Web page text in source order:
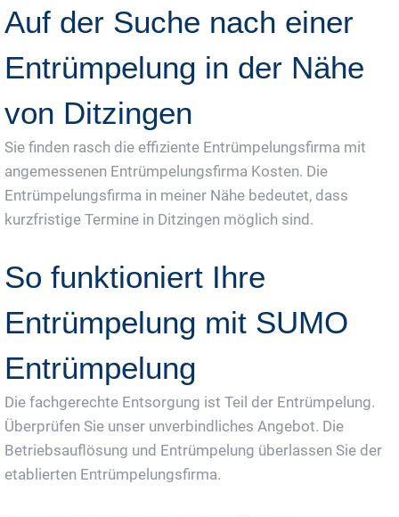
Auf der Suche nach einer
Entrümpelung in der Nähe
von Ditzingen
Sie finden rasch die effiziente Entrümpelungsfirma mit
angemessenen Entrümpelungsfirma Kosten. Die
Entrümpelungsfirma in meiner Nähe bedeutet, dass
kurzfristige Termine in Ditzingen möglich sind.
So funktioniert Ihre
Entrümpelung mit SUMO
Entrümpelung
Die fachgerechte Entsorgung ist Teil der Entrümpelung.
Überprüfen Sie unser unverbindliches Angebot. Die
Betriebsauflösung und Entrümpelung überlassen Sie der
etablierten Entrümpelungsfirma.